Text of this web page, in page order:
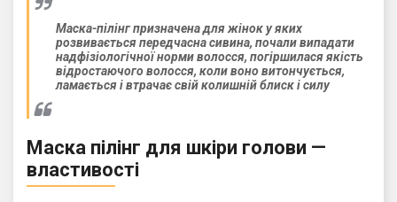
Маска-пілінг призначена для жінок у яких
розвивається передчасна сивина, почали випадати
надфізіологічної норми волосся, погіршилася якість
відростаючого волосся, коли воно витончується,
ламається і втрачає свій колишній блиск і силу
Маска пілінг для шкіри голови —
властивості